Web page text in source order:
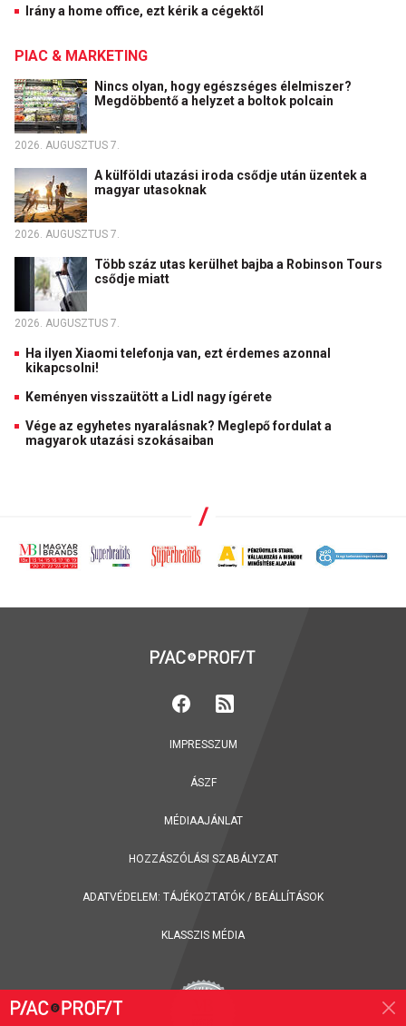
Irány a home office, ezt kérik a cégektől
PIAC & MARKETING
Nincs olyan, hogy egészséges élelmiszer?
Megdöbbentő a helyzet a boltok polcain
2026. AUGUSZTUS 7.
A külföldi utazási iroda csődje után üzentek a
magyar utasoknak
2026. AUGUSZTUS 7.
Több száz utas kerülhet bajba a Robinson Tours
csődje miatt
2026. AUGUSZTUS 7.
Ha ilyen Xiaomi telefonja van, ezt érdemes azonnal
kikapcsolni!
Keményen visszaütött a Lidl nagy ígérete
Vége az egyhetes nyaralásnak? Meglepő fordulat a
magyarok utazási szokásaiban
IMPRESSZUM
ÁSZF
MÉDIAAJÁNLAT
HOZZÁSZÓLÁSI SZABÁLYZAT
ADATVÉDELEM: TÁJÉKOZTATÓK / BEÁLLÍTÁSOK
KLASSZIS MÉDIA